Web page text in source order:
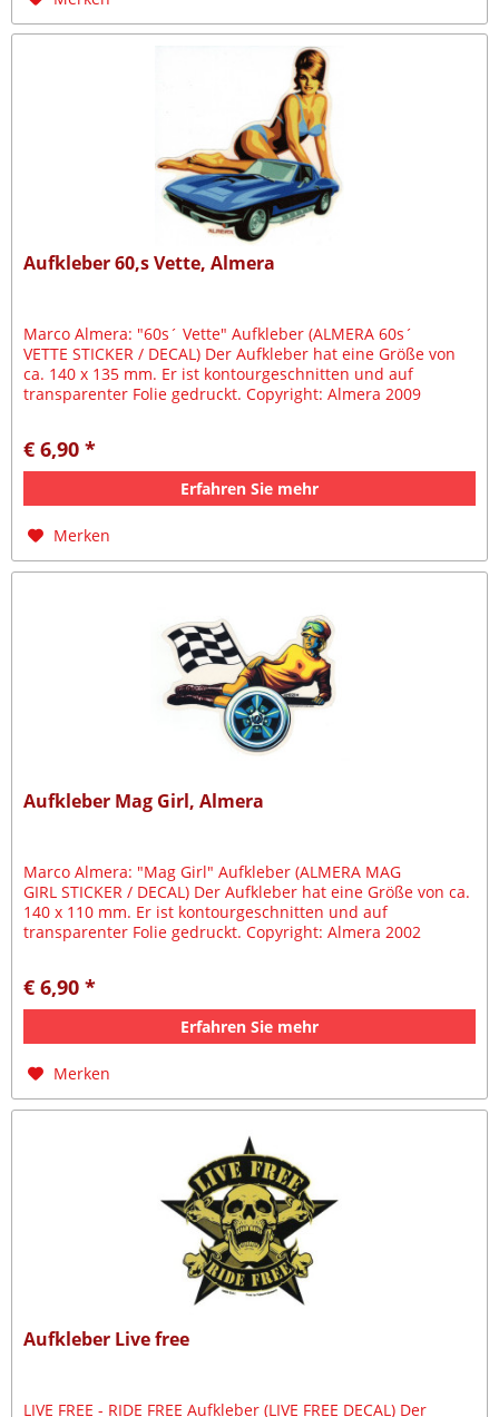
Aufkleber 60,s Vette, Almera
Marco Almera: "60s´ Vette" Aufkleber (ALMERA 60s´
VETTE STICKER / DECAL) Der Aufkleber hat eine Größe von
ca. 140 x 135 mm. Er ist kontourgeschnitten und auf
transparenter Folie gedruckt. Copyright: Almera 2009
€ 6,90 *
Erfahren Sie mehr
Merken
Aufkleber Mag Girl, Almera
Marco Almera: "Mag Girl" Aufkleber (ALMERA MAG
GIRL STICKER / DECAL) Der Aufkleber hat eine Größe von ca.
140 x 110 mm. Er ist kontourgeschnitten und auf
transparenter Folie gedruckt. Copyright: Almera 2002
€ 6,90 *
Erfahren Sie mehr
Merken
Aufkleber Live free
LIVE FREE - RIDE FREE Aufkleber (LIVE FREE DECAL) Der